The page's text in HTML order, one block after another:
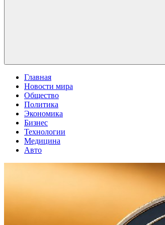
Главная
Новости мира
Общество
Политика
Экономика
Бизнес
Технологии
Медицина
Авто